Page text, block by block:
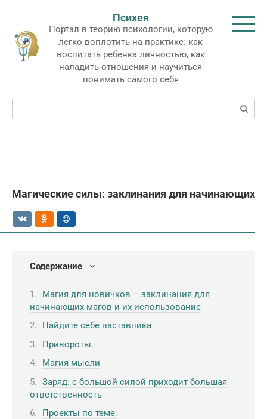
контенту
Психея
Портал в теорию психологии, которую
легко воплотить на практике: как
воспитать ребенка личностью, как
наладить отношения и научиться
понимать самого себя
Поиск:
Магические силы: заклинания для начинающих
Содержание
Магия для новичков – заклинания для
начинающих магов и их использование
Найдите себе наставника
Привороты.
Магия мысли
Заряд: с большой силой приходит большая
ответственность
Проекты по теме: